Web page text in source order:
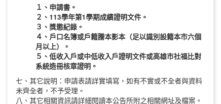
１、申請書。
２、113學年第1學期成績證明文件。
３、獎懲紀錄。
４、戶口名簿或戶籍謄本影本（足以識別設籍本市六個
月以上）。
５、低收入戶或中低收入戶證明文件或高雄市社福比對
系統造冊核章證明。
七、其它說明：申請表請詳實填寫，如有不實或不全者與資料
未齊全者，不予受理。
八、其它相關資訊請詳細閱讀本公告所附之相關網址及檔案。